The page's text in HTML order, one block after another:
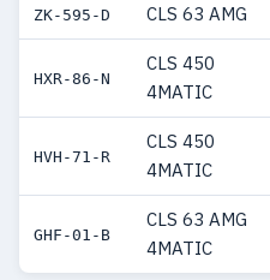
ZK-595-D CLS 63 AMG
HXR-86-N
CLS 450
4MATIC
HVH-71-R
CLS 450
4MATIC
GHF-01-B
CLS 63 AMG
4MATIC